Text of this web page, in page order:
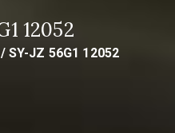
12052
SY-JZ 56G1 12052